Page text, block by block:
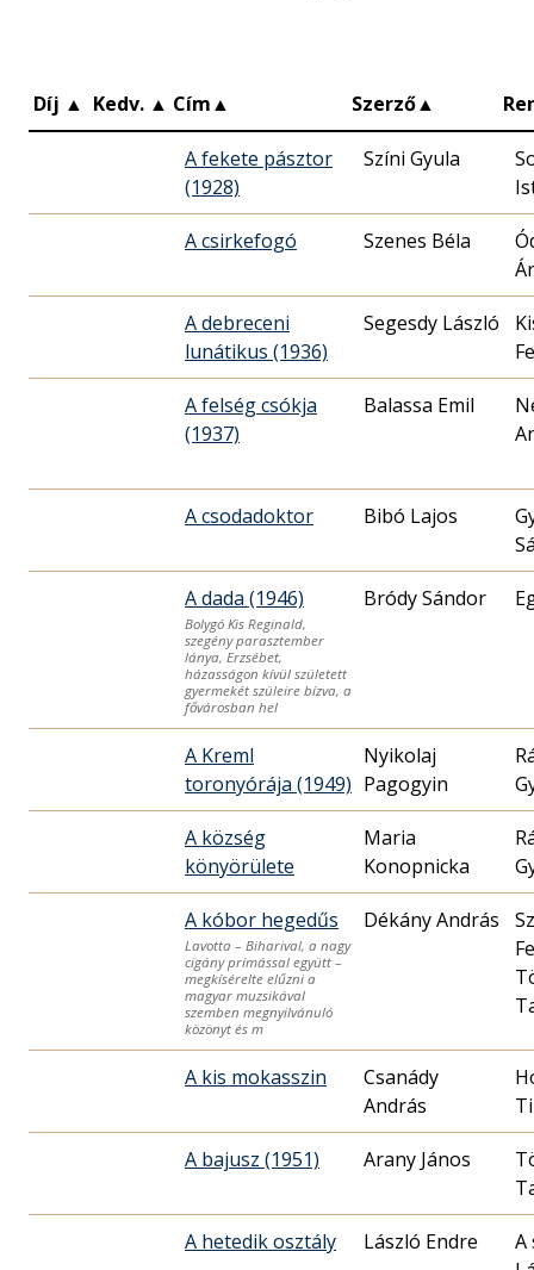
Díj ▲ Kedv. ▲ Cím▲ Szerző▲
A fekete pásztor
(1928)
Színi Gyula
A csirkefogó Szenes Béla
A debreceni
lunátikus (1936)
Segesdy László
A felség csókja
(1937)
Balassa Emil
A csodadoktor Bibó Lajos
A dada (1946)
Bolygó Kis Reginald,
szegény parasztember
lánya, Erzsébet,
házasságon kívül született
gyermekét szüleire bízva, a
fővárosban hel
Bródy Sándor
A Kreml
toronyórája (1949)
Nyikolaj
Pagogyin
A község
könyörülete
Maria
Konopnicka
A kóbor hegedűs
Lavotta – Biharival, a nagy
cigány prímással együtt –
megkísérelte elűzni a
magyar muzsikával
szemben megnyilvánuló
közönyt és m
Dékány András
A kis mokasszin
Csanády
András
A bajusz (1951) Arany János
A hetedik osztály László Endre
A